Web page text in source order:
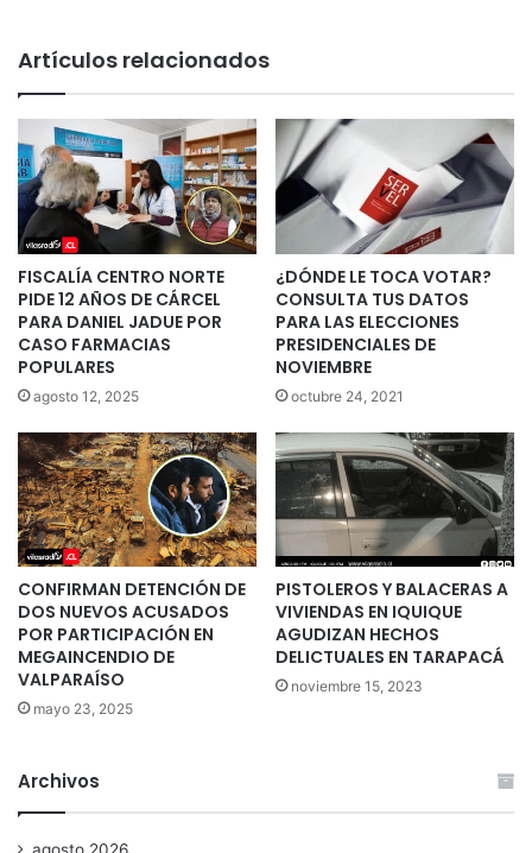
Artículos relacionados
FISCALÍA CENTRO NORTE
PIDE 12 AÑOS DE CÁRCEL
PARA DANIEL JADUE POR
CASO FARMACIAS
POPULARES
agosto 12, 2025
¿DÓNDE LE TOCA VOTAR?
CONSULTA TUS DATOS
PARA LAS ELECCIONES
PRESIDENCIALES DE
NOVIEMBRE
octubre 24, 2021
CONFIRMAN DETENCIÓN DE
DOS NUEVOS ACUSADOS
POR PARTICIPACIÓN EN
MEGAINCENDIO DE
VALPARAÍSO
mayo 23, 2025
PISTOLEROS Y BALACERAS A
VIVIENDAS EN IQUIQUE
AGUDIZAN HECHOS
DELICTUALES EN TARAPACÁ
noviembre 15, 2023
Archivos